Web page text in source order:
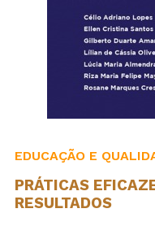
EDUCAÇÃO E
PRÁTICAS
RESULTADOS